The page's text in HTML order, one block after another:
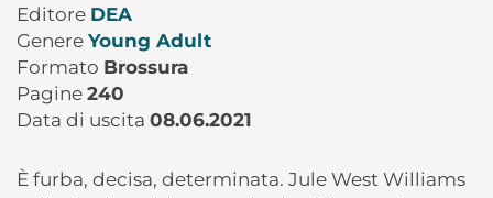
Editore DEA
Genere Young Adult
Formato Brossura
Pagine 240
Data di uscita 08.06.2021
È furba, decisa, determinata. Jule West Williams